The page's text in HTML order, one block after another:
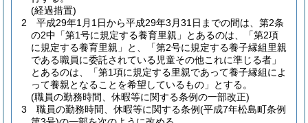
(経過措置)
2
平成29年1月1日から平成29年3月31日までの間は、第2条
の2中「第1号に規定する養育里親」とあるのは、「第2項
に規定する養育里親」と、「第2号に規定する養子縁組里親
である職員に委託されている児童その他これに準じる者」
とあるのは、「第1項に規定する里親であって養子縁組によ
って養親となることを希望しているもの」とする。
(職員の勤務時間、休暇等に関する条例の一部改正)
3
職員の勤務時間、休暇等に関する条例(平成7年松島町条例